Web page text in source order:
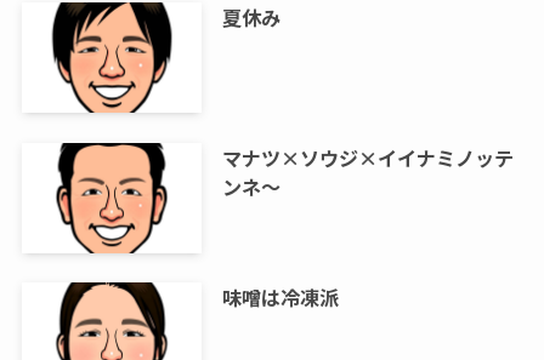
夏休み
マナツ×ソウジ×イイナミノッテ
ンネ～
味噌は冷凍派